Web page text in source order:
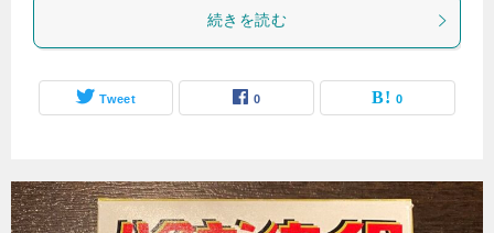
続きを読む
Tweet 0 0